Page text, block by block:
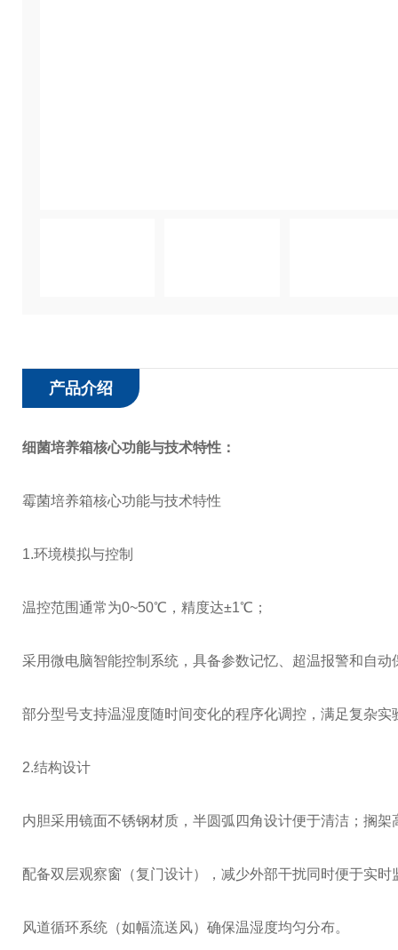
产品介绍
细菌培养箱核心功能与技术特性：
霉菌培养箱核心功能与技术特性
1.环境模拟与控制‌
温控范围通常为0~50℃，精度达±1℃；
采用微电脑智能控制系统，具备参数记忆、超温报警和自动
部分型号支持温湿度随时间变化的程序化调控，满足复杂实
‌2.结构设计‌
内胆采用镜面不锈钢材质，半圆弧四角设计便于清洁；搁架
配备双层观察窗（复门设计），减少外部干扰同时便于实时
风道循环系统（如幅流送风）确保温湿度均匀分布‌。